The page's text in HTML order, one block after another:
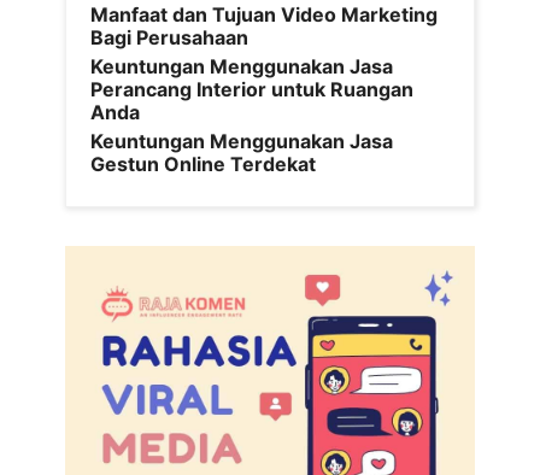
Manfaat dan Tujuan Video Marketing
Bagi Perusahaan
Keuntungan Menggunakan Jasa
Perancang Interior untuk Ruangan
Anda
Keuntungan Menggunakan Jasa
Gestun Online Terdekat